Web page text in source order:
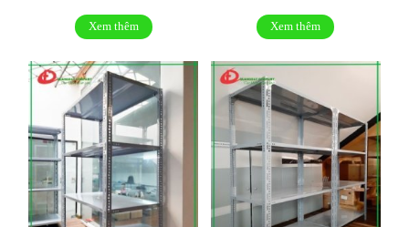
Xem thêm Xem thêm